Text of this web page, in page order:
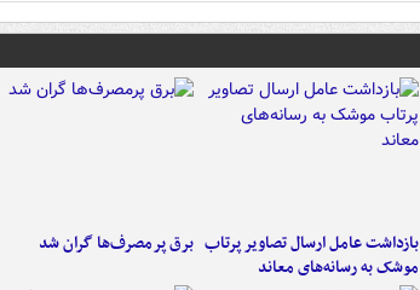
بازداشت عامل ارسال تصاویر پرتاب
موشک به رسانه‌های معاند
برق پرمصرف‌ها گران شد